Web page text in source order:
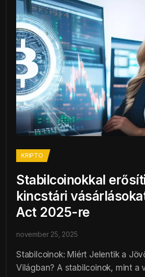
KRIPTO
Stabilcoinokkal
kincstári
Act 2025-re
november 25, 2025
Stabilcoinok: Miért Jelentik a
Világban? A stabilcoinok, mint a